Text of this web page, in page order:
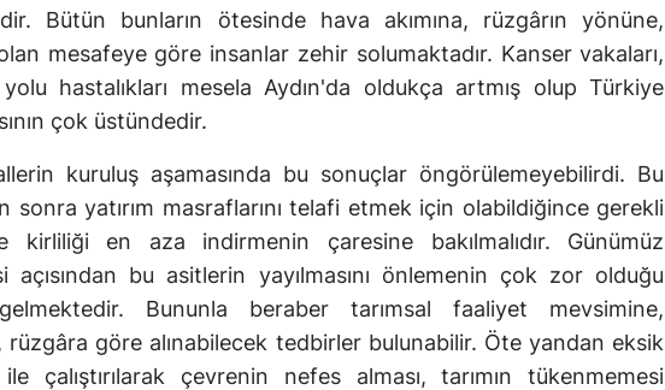
Bütün bunların ötesinde hava akımına, rüzgârın yönüne,
mesafeye göre insanlar zehir solumaktadır. Kanser vakaları,
hastalıkları mesela Aydın'da oldukça artmış olup Türkiye
çok üstündedir.
kuruluş aşamasında bu sonuçlar öngörülemeyebilirdi. Bu
sonra yatırım masraflarını telafi etmek için olabildiğince gerekli
kirliliği en aza indirmenin çaresine bakılmalıdır. Günümüz
açısından bu asitlerin yayılmasını önlemenin çok zor olduğu
Bununla beraber tarımsal faaliyet mevsimine,
rüzgâra göre alınabilecek tedbirler bulunabilir. Öte yandan eksik
çalıştırılarak çevrenin nefes alması, tarımın tükenmemesi